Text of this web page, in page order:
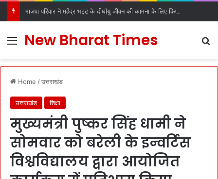
Menu
New Bharat Times
Home /उत्तराखंड
उत्तराखंड शिक्षा
मुख्यमंत्री पुष्कर सिंह धामी ने
सोमवार को बरेली के इन्वर्टिस
विश्वविद्यालय द्वारा आयोजित